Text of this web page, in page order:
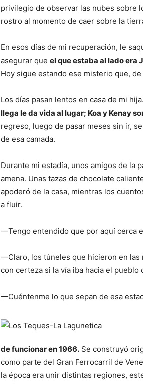
privilegio de observar las nubes sobre
rostro al momento de caer sobre la
En esos días de mi recuperación, le
asegurar que el que estaba al lado era
Hoy sigue estando ese misterio que,
Los días pasan lentos en casa de mi hija.
llega le da vida al lugar; Koa y Kenay
regreso, luego de pasar meses sin ir,
de esa camada.
Durante mi estadía, unos amigos de la
amena. Unas tazas de chocolate
apoderó de la casa, mientras los
a fluir.
—Tengo entendido que por aquí cerca
—Claro, los túneles que hicieron en las
con certeza si la vía iba hacia el
—Cuéntenme lo que sepan de esa
de funcionar en 1966. Se construyó
como parte del Gran Ferrocarril de
la época era unir distintas regiones,